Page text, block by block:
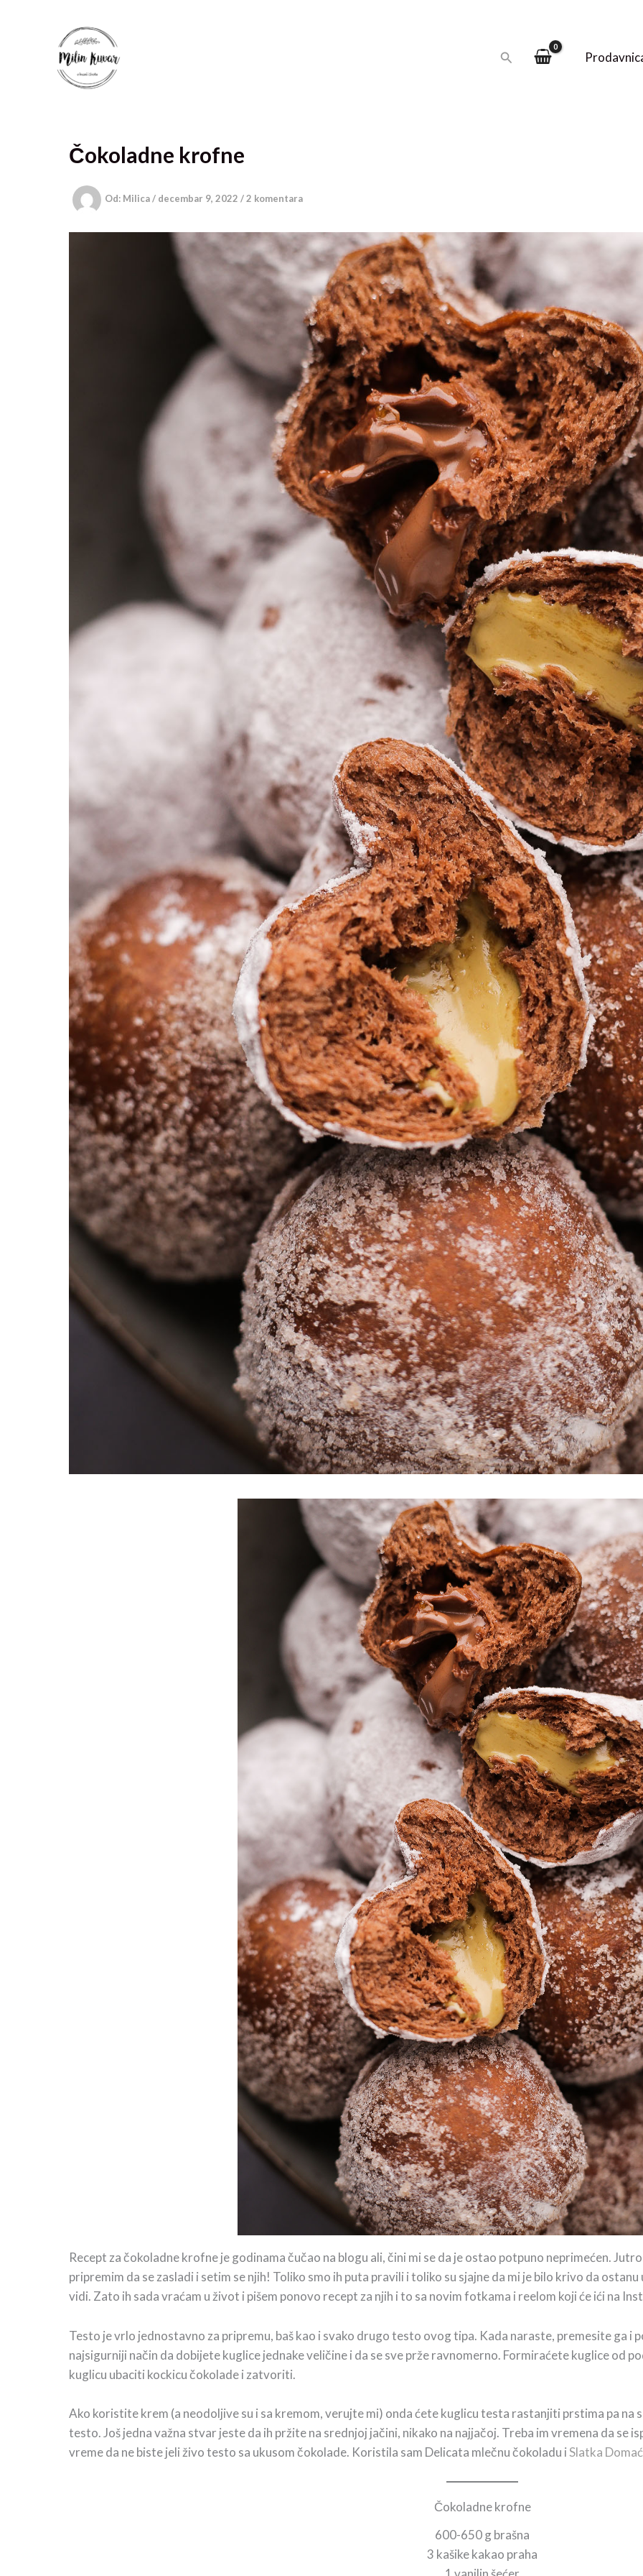
Pretraga
Čokoladne krofne
Od: Milica/ decembar 9, 2022 /2 komentara
Recept za čokoladne krofne je godinama čučao na blogu ali, čini mi se da je ostao potpuno neprimećen.
pripremim da se zasladi i setim se njih! Toliko smo ih puta pravili i toliko su sjajne da mi je bilo krivo da
vidi. Zato ih sada vraćam u život i pišem ponovo recept za njih i to sa novim fotkama i reelom koji će ići na
Testo je vrlo jednostavno za pripremu, baš kao i svako drugo testo ovog tipa. Kada naraste, premesite ga i
najsigurniji način da dobijete kuglice jednake veličine i da se sve prže ravnomerno. Formiraćete kuglice od
kuglicu ubaciti kockicu čokolade i zatvoriti.
Ako koristite krem (a neodoljive su i sa kremom, verujte mi) onda ćete kuglicu testa rastanjiti prstima pa
testo. Još jedna važna stvar jeste da ih pržite na srednjoj jačini, nikako na najjačoj. Treba im vremena da se
vreme da ne biste jeli živo testo sa ukusom čokolade. Koristila sam Delicata mlečnu čokoladu iSlatka
Čokoladne krofne
600-650 g brašna
3 kašike kakao praha